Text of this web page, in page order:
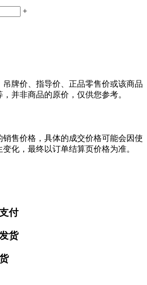
+
牌价、指导价、正品零售价或该商品
并非商品的原价，仅供您参考。
售价格，具体的成交价格可能会因使
化，最终以订单结算页价格为准。
付
货